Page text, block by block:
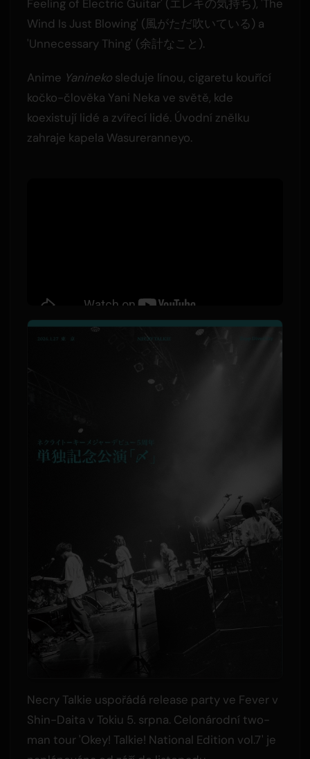
Feeling of Electric Guitar' (エレキの気持ち), 'The
Wind Is Just Blowing' (風がただ吹いている) a
'Unnecessary Thing' (余計なこと).
Anime Yaninekosleduje línou, cigaretu kouřící
kočko-člověka Yani Neka ve světě, kde
koexistují lidé a zvířecí lidé. Úvodní znělku
zahraje kapela Wasureranneyo.
Necry Talkie uspořádá release party ve Fever v
Shin-Daita v Tokiu 5. srpna. Celonárodní two-
man tour 'Okey! Talkie! National Edition vol.7' je